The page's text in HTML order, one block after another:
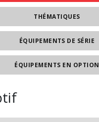
THÉMATIQUES
ÉQUIPEMENTS DE SÉRIE
ÉQUIPEMENTS EN OPTION